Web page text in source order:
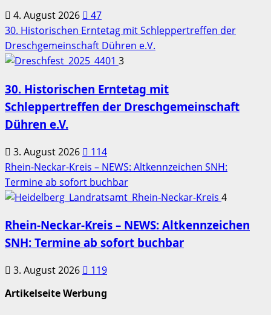
4. August 2026
47
30. Historischen Erntetag mit Schleppertreffen der
Dreschgemeinschaft Dühren e.V.
3
30. Historischen Erntetag mit
Schleppertreffen der Dreschgemeinschaft
Dühren e.V.
3. August 2026
114
Rhein-Neckar-Kreis – NEWS: Altkennzeichen SNH:
Termine ab sofort buchbar
4
Rhein-Neckar-Kreis – NEWS: Altkennzeichen
SNH: Termine ab sofort buchbar
3. August 2026
119
Artikelseite Werbung